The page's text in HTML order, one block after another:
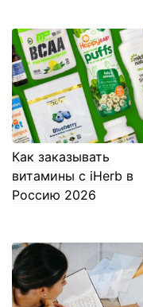
Как заказывать
витамины с iHerb в
Россию 2026